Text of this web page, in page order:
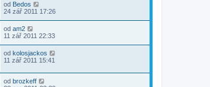
od Bedos
24 zář 2011 17:26
od am2
11 zář 2011 22:33
od kolosjackos
11 zář 2011 15:41
od brozkeff